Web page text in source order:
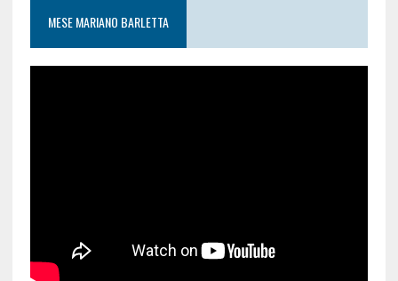
MESE MARIANO BARLETTA